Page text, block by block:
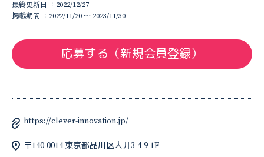
最終更新日 ：2022/12/27
掲載期間 ：2022/11/20 〜 2023/11/30
応募する（新規会員登録）
https://clever-innovation.jp/
〒140-0014 東京都品川区大井3-4-9-1F